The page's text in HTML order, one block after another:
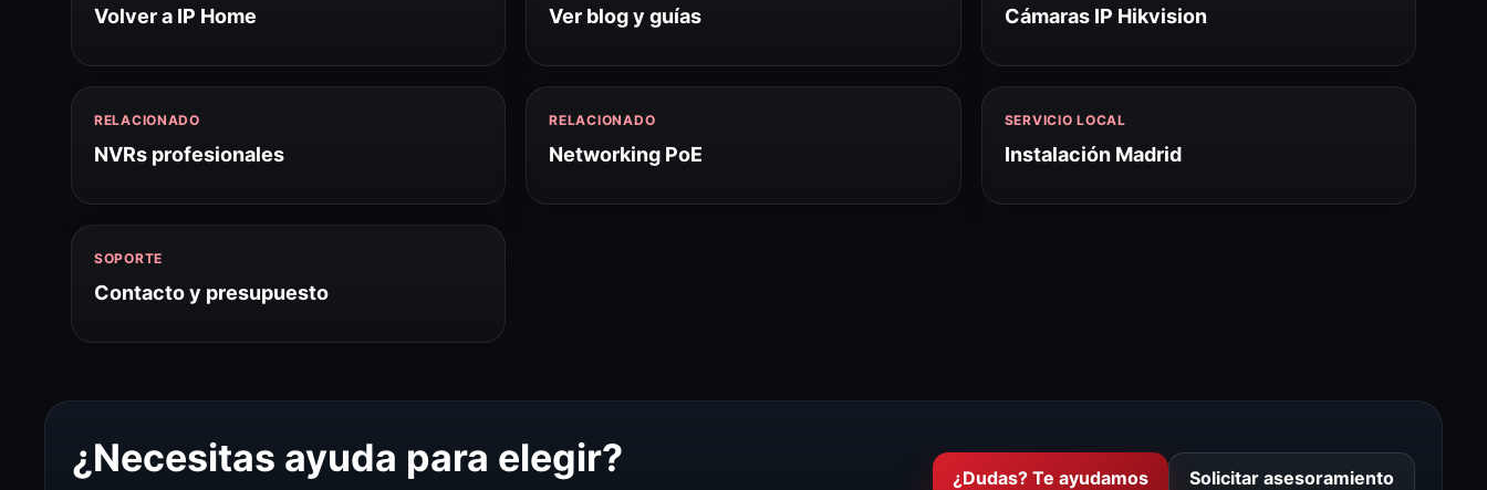
Volver a IP Home Ver blog y guías Cámaras IP Hikvision
RELACIONADO
NVRs profesionales
RELACIONADO
Networking PoE
SERVICIO LOCAL
Instalación Madrid
SOPORTE
Contacto y presupuesto
¿Necesitas ayuda para elegir? ¿Dudas? Te ayudamos Solicitar asesoramiento